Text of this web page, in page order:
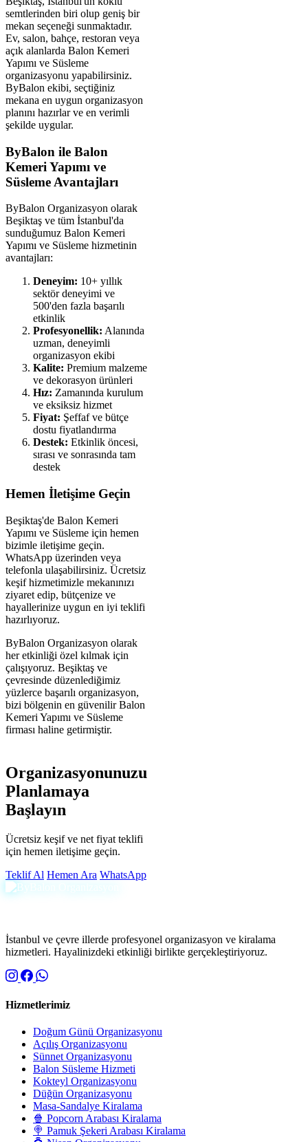
semtlerinden biri olup geniş bir
mekan seçeneği sunmaktadır.
Ev, salon, bahçe, restoran veya
açık alanlarda Balon Kemeri
Yapımı ve Süsleme
organizasyonu yapabilirsiniz.
ByBalon ekibi, seçtiğiniz
mekana en uygun organizasyon
planını hazırlar ve en verimli
şekilde uygular.
ByBalon ile Balon
Kemeri Yapımı ve
Süsleme Avantajları
ByBalon Organizasyon olarak
Beşiktaş ve tüm İstanbul'da
sunduğumuz Balon Kemeri
Yapımı ve Süsleme hizmetinin
avantajları:
Deneyim: 10+ yıllık
sektör deneyimi ve
500'den fazla başarılı
etkinlik
Profesyonellik: Alanında
uzman, deneyimli
organizasyon ekibi
Kalite: Premium malzeme
ve dekorasyon ürünleri
Hız: Zamanında kurulum
ve eksiksiz hizmet
Fiyat: Şeffaf ve bütçe
dostu fiyatlandırma
Destek: Etkinlik öncesi,
sırası ve sonrasında tam
destek
Hemen İletişime Geçin
Beşiktaş'de Balon Kemeri
Yapımı ve Süsleme için hemen
bizimle iletişime geçin.
WhatsApp üzerinden veya
telefonla ulaşabilirsiniz. Ücretsiz
keşif hizmetimizle mekanınızı
ziyaret edip, bütçenize ve
hayallerinize uygun en iyi teklifi
hazırlıyoruz.
ByBalon Organizasyon olarak
her etkinliği özel kılmak için
çalışıyoruz. Beşiktaş ve
çevresinde düzenlediğimiz
yüzlerce başarılı organizasyon,
bizi bölgenin en güvenilir Balon
Kemeri Yapımı ve Süsleme
firması haline getirmiştir.
Organizasyonunuzu
Planlamaya
Başlayın
Ücretsiz keşif ve net fiyat teklifi
için hemen iletişime geçin.
Teklif Al Hemen Ara WhatsApp
İstanbul ve çevre illerde profesyonel organizasyon ve kiralama
hizmetleri. Hayalinizdeki etkinliği birlikte gerçekleştiriyoruz.
Hizmetlerimiz
Doğum Günü Organizasyonu
Açılış Organizasyonu
Sünnet Organizasyonu
Balon Süsleme Hizmeti
Kokteyl Organizasyonu
Düğün Organizasyonu
Masa-Sandalye Kiralama
🍿 Popcorn Arabası Kiralama
🍭 Pamuk Şekeri Arabası Kiralama